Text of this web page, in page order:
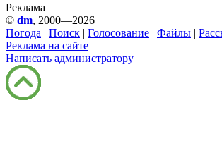
Реклама
© dm, 2000—2026
Погода | Поиск | Голосование | Файлы |
Реклама на сайте
Написать администратору